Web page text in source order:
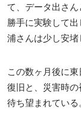
て、データ出さ
勝手に実験して
浦さんは少し安堵
この数ヶ月後に
復旧と、災害時
待ち望まれている